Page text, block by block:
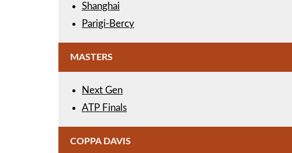
Shanghai
Parigi-Bercy
MASTERS
Next Gen
ATP Finals
COPPA DAVIS